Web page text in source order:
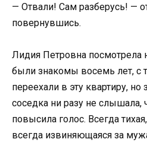
— Отвали! Сам разберусь! —
повернувшись.
Лидия Петровна посмотрела
были знакомы восемь лет, с
переехали в эту квартиру, но
соседка ни разу не слышала,
повысила голос. Всегда
всегда извиняющаяся за